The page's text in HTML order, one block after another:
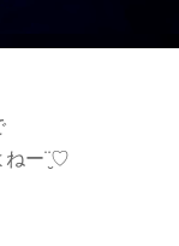
ねー¨̮♡︎